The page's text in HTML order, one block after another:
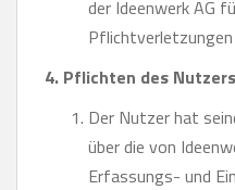
der Ideenwerk AG
4. Pflichten des Nutzers
Der Nutzer hat
über die von
Erfassungs- und